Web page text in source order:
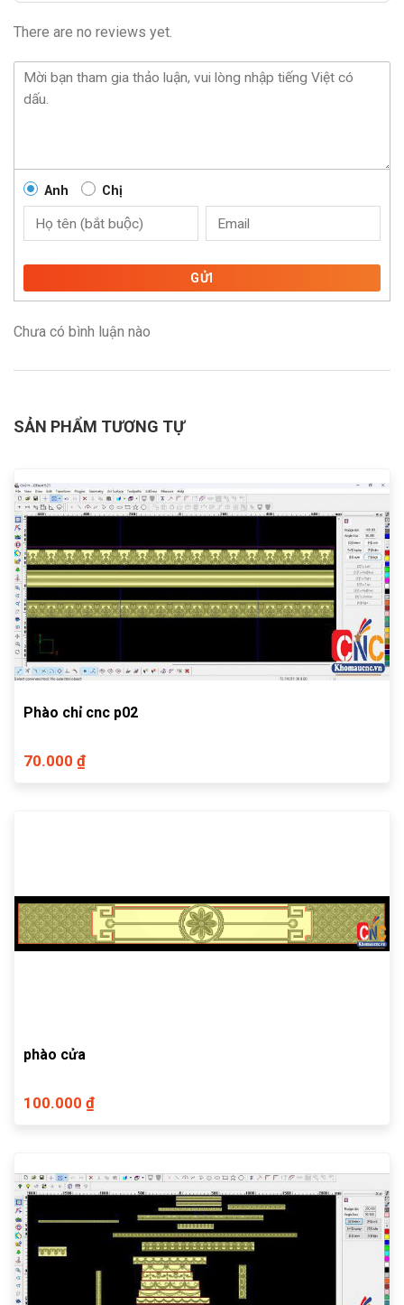
There are no reviews yet.
Anh Chị
GỬI
Chưa có bình luận nào
SẢN PHẨM TƯƠNG TỰ
Phào chỉ cnc p02
70.000 ₫
phào cửa
100.000 ₫